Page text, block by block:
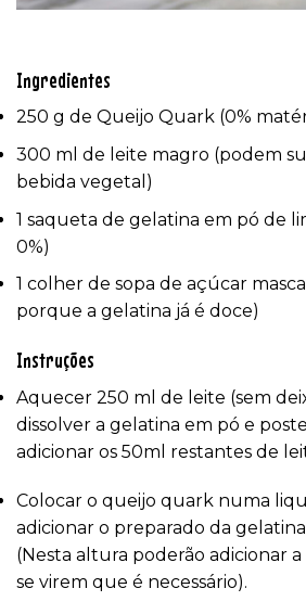
Ingredientes
250 g de Queijo Quark (0%
300 ml de leite magro (podem
bebida vegetal)
1 saqueta de gelatina em pó de
0%)
1 colher de sopa de açúcar
porque a gelatina já é doce)
Instruções
Aquecer 250 ml de leite (sem
dissolver a gelatina em pó e
adicionar os 50ml restantes de
Colocar o queijo quark numa
adicionar o preparado da
(Nesta altura poderão adicionar
se virem que é necessário).